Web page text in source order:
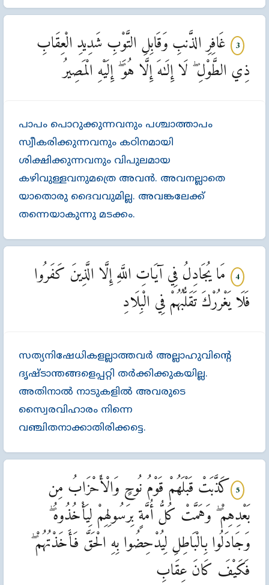
പാപം പൊറുക്കുന്നവനും പശ്ചാത്താപം
സ്വീകരിക്കുന്നവനും കഠിനമായി
ശിക്ഷിക്കുന്നവനും വിപുലമായ
കഴിവുള്ളവനുമത്രെ അവന്‍. അവനല്ലാതെ
യാതൊരു ദൈവവുമില്ല. അവങ്കലേക്ക്‌
തന്നെയാകുന്നു മടക്കം.
3
غَافِرِ الذَّنبِ وَقَابِلِ التَّوْبِ شَدِيدِ الْعِقَابِ
ذِي الطَّوْلِ ۖ لَا إِلَـٰهَ إِلَّا هُوَ ۖ إِلَيْهِ الْمَصِيرُ
സത്യനിഷേധികളല്ലാത്തവര്‍ അല്ലാഹുവിന്‍റെ
ദൃഷ്ടാന്തങ്ങളെപ്പറ്റി തര്‍ക്കിക്കുകയില്ല.
അതിനാല്‍ നാടുകളില്‍ അവരുടെ
സ്വൈരവിഹാരം നിന്നെ
വഞ്ചിതനാക്കാതിരിക്കട്ടെ.
4
مَا يُجَادِلُ فِي آيَاتِ اللَّهِ إِلَّا الَّذِينَ كَفَرُوا
فَلَا يَغْرُرْكَ تَقَلُّبُهُمْ فِي الْبِلَادِ
5 كَذَّبَتْ قَبْلَهُمْ قَوْمُ نُوحٍ وَالْأَحْزَابُ مِن
بَعْدِهِمْ ۖ وَهَمَّتْ كُلُّ أُمَّةٍ بِرَسُولِهِمْ لِيَأْخُذُوهُ ۖ
وَجَادَلُوا بِالْبَاطِلِ لِيُدْحِضُوا بِهِ الْحَقَّ فَأَخَذْتُهُمْ ۖ
فَكَيْفَ كَانَ عِقَابِ